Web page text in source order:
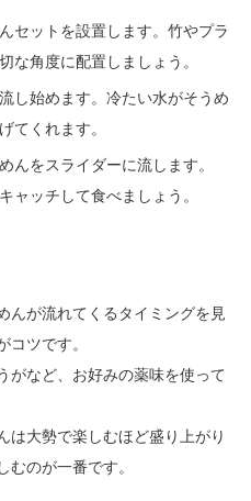
セットを設置します。竹やプラ
な角度に配置しましょう。
し始めます。冷たい水がそうめ
てくれます。
んをスライダーに流します。
ャッチして食べましょう。
んが流れてくるタイミングを見
コツです。
がなど、お好みの薬味を使って
は大勢で楽しむほど盛り上がり
むのが一番です。